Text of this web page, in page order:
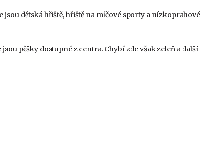
dětská hřiště, hřiště na míčové sporty a nízkoprahové
pěšky dostupné z centra. Chybí zde však zeleň a další